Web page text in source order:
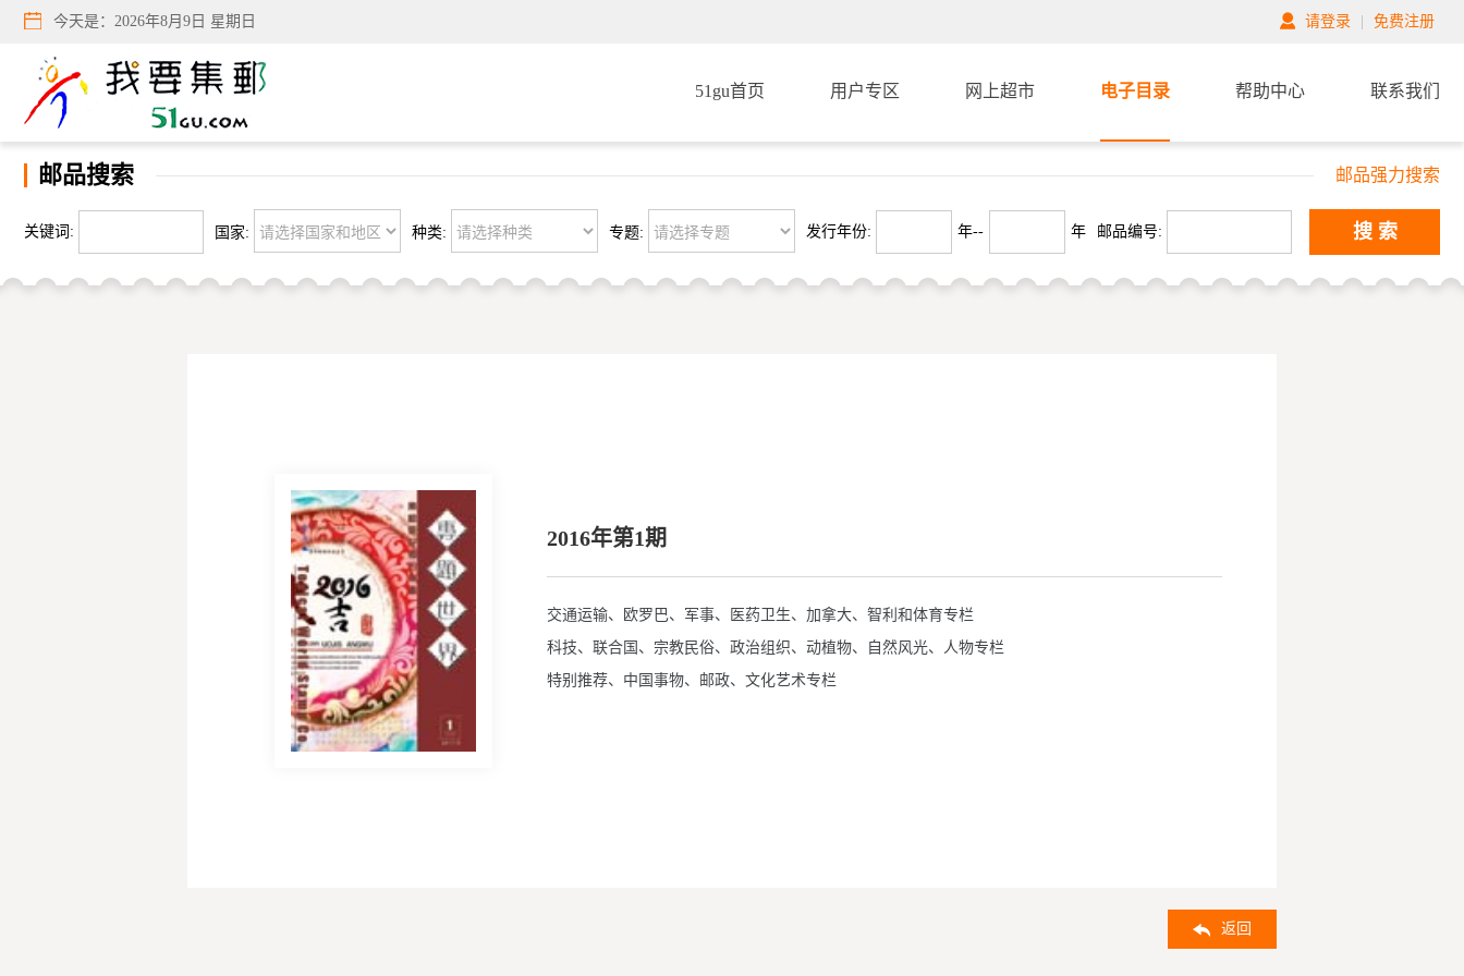
今天是： 2026年8月9日 星期日 请登录 免费注册
51gu首页 用户专区 网上超市 电子目录 帮助中心 联系我们
邮品搜索 邮品强力搜索
关键词: 国家: 种类: 专题: 发行年份: 年-- 年 邮品编号: 搜 索
2016年第1期
交通运输、欧罗巴、军事、医药卫生、加拿大、智利和体育专栏
科技、联合国、宗教民俗、政治组织、动植物、自然风光、人物专栏
特别推荐、中国事物、邮政、文化艺术专栏
返回